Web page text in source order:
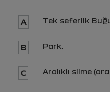
A Tek seferlik
B Park.
C Aralıklı silme